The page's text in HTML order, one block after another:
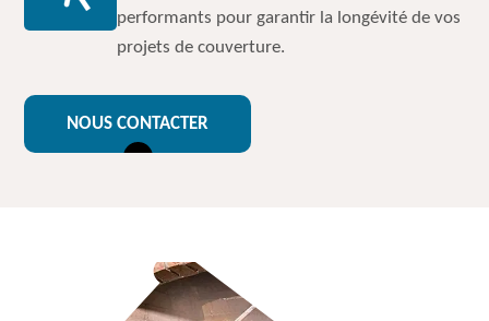
performants pour garantir la longévité de vos
projets de couverture.
NOUS CONTACTER